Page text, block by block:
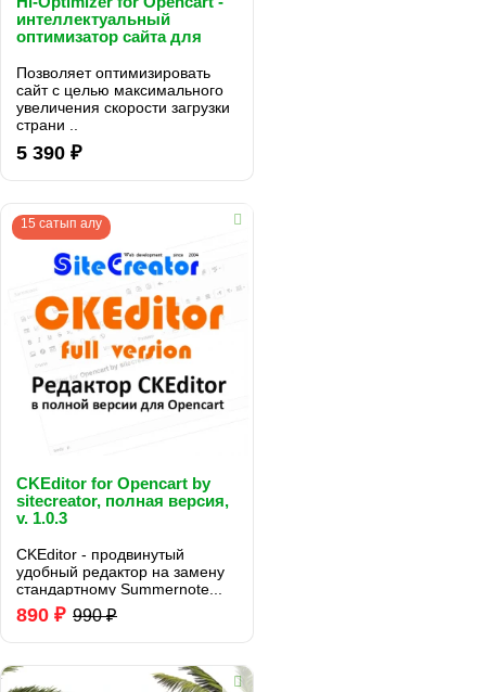
интеллектуальный
оптимизатор сайта для
загрузки страниц и оценки
pagespeed google v. 1.5.2
Позволяет оптимизировать
сайт с целью максимального
увеличения скорости загрузки
страни ..
5 390 ₽
15 сатып алу
CKEditor for Opencart by
sitecreator, полная версия,
v. 1.0.3
CKEditor - продвинутый
удобный редактор на замену
стандартному Summernote...
890 ₽ 990 ₽